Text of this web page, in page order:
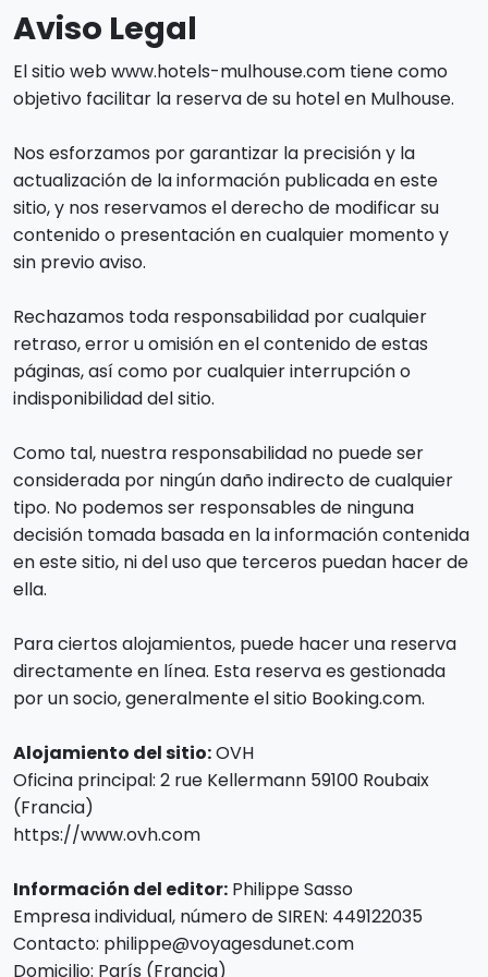
Aviso Legal
El sitio web www.hotels-mulhouse.com tiene como
objetivo facilitar la reserva de su hotel en Mulhouse.
Nos esforzamos por garantizar la precisión y la
actualización de la información publicada en este
sitio, y nos reservamos el derecho de modificar su
contenido o presentación en cualquier momento y
sin previo aviso.
Rechazamos toda responsabilidad por cualquier
retraso, error u omisión en el contenido de estas
páginas, así como por cualquier interrupción o
indisponibilidad del sitio.
Como tal, nuestra responsabilidad no puede ser
considerada por ningún daño indirecto de cualquier
tipo. No podemos ser responsables de ninguna
decisión tomada basada en la información contenida
en este sitio, ni del uso que terceros puedan hacer de
ella.
Para ciertos alojamientos, puede hacer una reserva
directamente en línea. Esta reserva es gestionada
por un socio, generalmente el sitio Booking.com.
Alojamiento del sitio:OVH
Oficina principal: 2 rue Kellermann 59100 Roubaix
(Francia)
https://www.ovh.com
Información del editor: Philippe Sasso
Empresa individual, número de SIREN: 449122035
Contacto: philippe@voyagesdunet.com
Domicilio: París (Francia)